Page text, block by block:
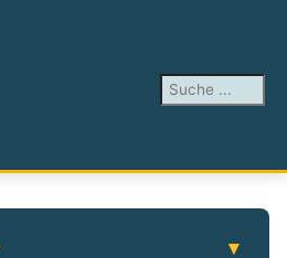
Suchen ...